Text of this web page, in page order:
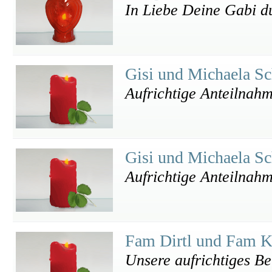
In Liebe Deine Gabi
Gisi und Michaela
Aufrichtige
Gisi und Michaela
Aufrichtige
Fam Dirtl und Fam
Unsere aufrichtiges